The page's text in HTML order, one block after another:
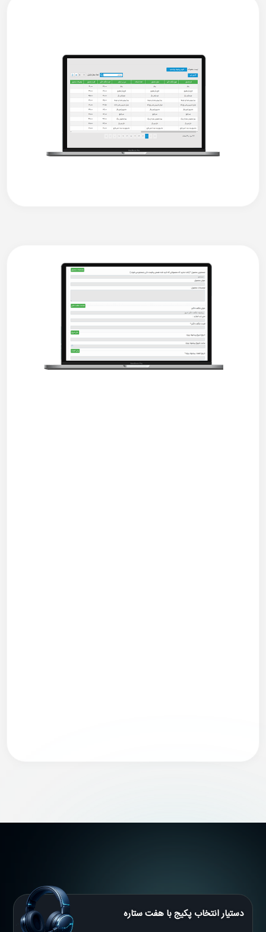
دستیار انتخاب پکیج با هفت ستاره
نام و نام خانوادگی*
نام مجموعه*
ثبت درخواست مشاوره